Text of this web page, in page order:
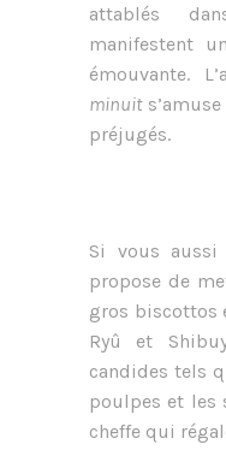
attablés
manifestent
émouvante.
minuit
préjugés.
Si vous
propose de
gros biscottos
Ryû et
candides tels
poulpes et les
cheffe qui